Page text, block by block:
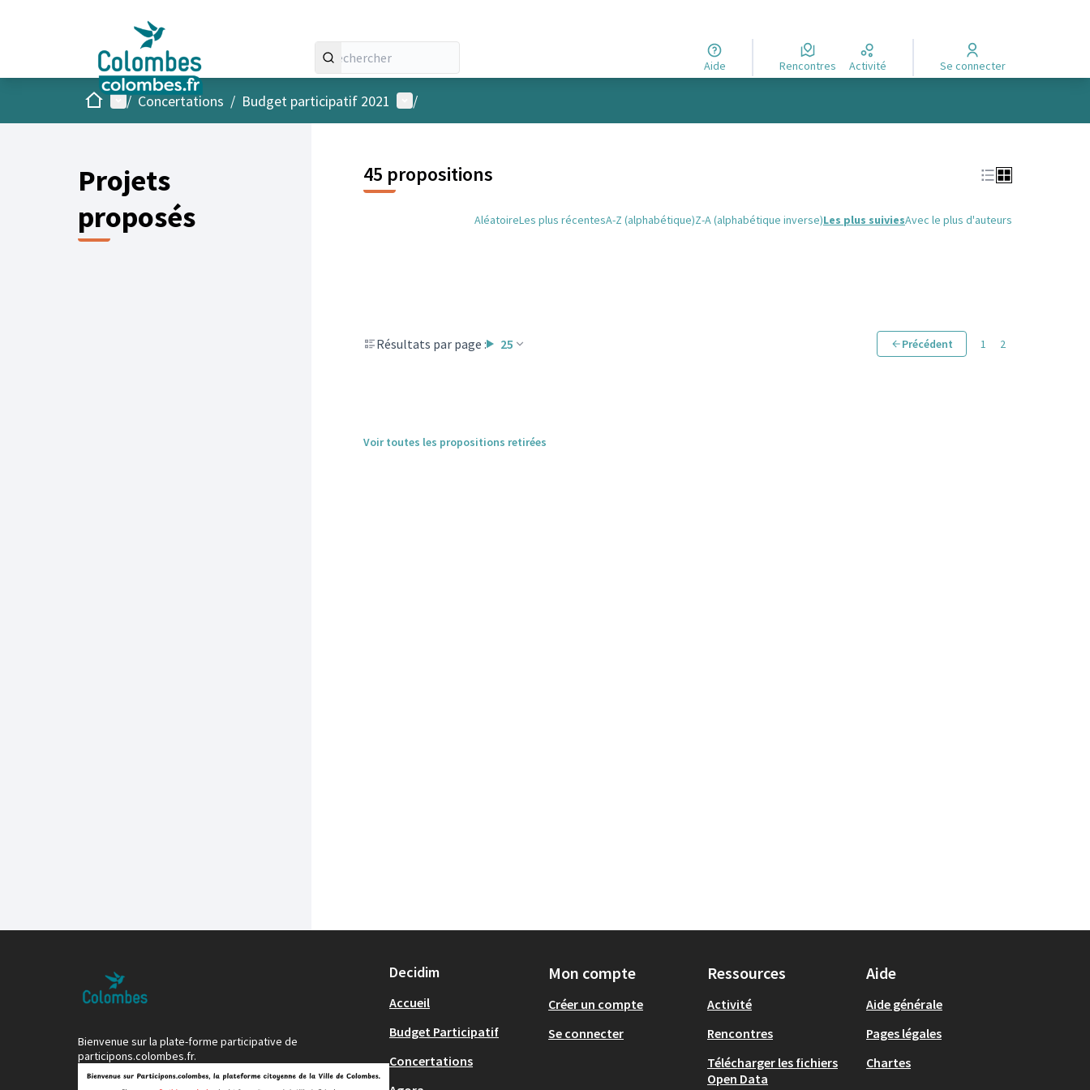
Aide Rencontres Activité Se connecter
AccueilMenu principal
/ Concertations / Budget participatif 2021 Menu utilisateur
/
Projets
proposés
45 propositions
AléatoireLes plus récentesA-Z (alphabétique)Z-A (alphabétique inverse)Les plus suiviesAvec le plus d'auteurs
Résultats par page : 25 Précédent 1 2
Voir toutes les propositions retirées
Bienvenue sur la plate-forme participative de
participons.colombes.fr.
Decidim
Accueil
Budget Participatif
Concertations
Mon compte
Créer un compte
Se connecter
Ressources
Activité
Rencontres
Télécharger les fichiers
Open Data
Aide
Aide générale
Pages légales
Chartes